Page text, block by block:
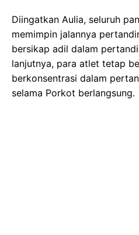
Diingatkan Aulia, seluruh
memimpin jalannya
bersikap adil dalam
lanjutnya, para atlet tetap
berkonsentrasi dalam
selama Porkot berlangsung.